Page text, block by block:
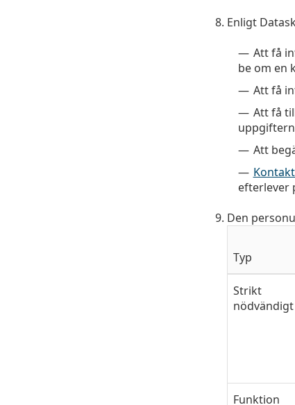
Enligt
Att få
be om en
Att få
Att få
Att
efterlever
Den
Typ
Strikt
nödvändigt
Funktion